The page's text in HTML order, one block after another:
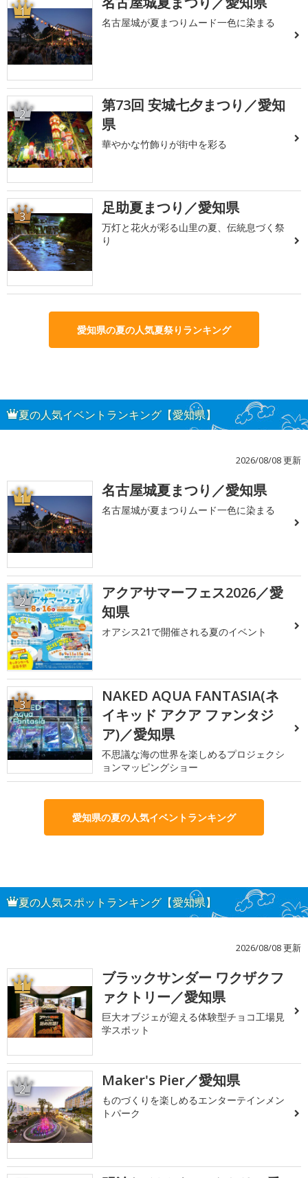
1
名古屋城が夏まつりムード一色に染まる
2
第73回 安城七夕まつり／愛知
県
華やかな竹飾りが街中を彩る
3 足助夏まつり／愛知県
万灯と花火が彩る山里の夏、伝統息づく祭
り
愛知県の夏の人気夏祭りランキング
夏の人気イベントランキング【愛知県】
2026/08/08 更新
1 名古屋城夏まつり／愛知県
名古屋城が夏まつりムード一色に染まる
2
アクアサマーフェス2026／愛
知県
オアシス21で開催される夏のイベント
3
NAKED AQUA FANTASIA(ネ
イキッド アクア ファンタジ
ア)／愛知県
不思議な海の世界を楽しめるプロジェクシ
ョンマッピングショー
愛知県の夏の人気イベントランキング
夏の人気スポットランキング【愛知県】
2026/08/08 更新
1
ブラックサンダー ワクザクフ
ァクトリー／愛知県
巨大オブジェが迎える体験型チョコ工場見
学スポット
2 Maker's Pier／愛知県
ものづくりを楽しめるエンターテインメン
トパーク